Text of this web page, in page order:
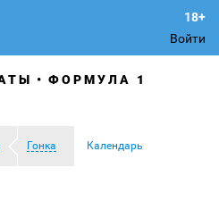
Войти
ФОРМУЛА 1
Гонка Календарь